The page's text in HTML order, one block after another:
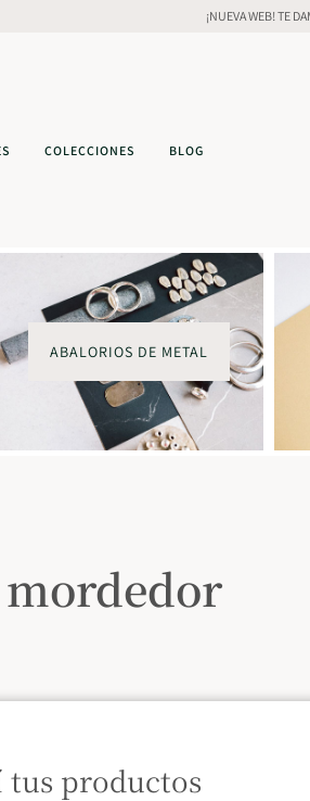
¡NUEVA WEB! TE
COLECCIONES BLOG
ABALORIOS DE METAL
tus productos